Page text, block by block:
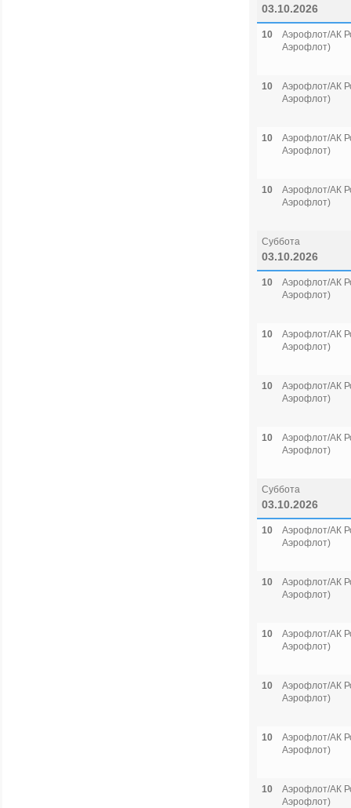
03.10.2026
10
Аэрофлот/АК
Аэрофлот)
10
Аэрофлот/АК
Аэрофлот)
10
Аэрофлот/АК
Аэрофлот)
10
Аэрофлот/АК
Аэрофлот)
Суббота
03.10.2026
10
Аэрофлот/АК
Аэрофлот)
10
Аэрофлот/АК
Аэрофлот)
10
Аэрофлот/АК
Аэрофлот)
10
Аэрофлот/АК
Аэрофлот)
Суббота
03.10.2026
10
Аэрофлот/АК
Аэрофлот)
10
Аэрофлот/АК
Аэрофлот)
10
Аэрофлот/АК
Аэрофлот)
10
Аэрофлот/АК
Аэрофлот)
10
Аэрофлот/АК
Аэрофлот)
10
Аэрофлот/АК
Аэрофлот)